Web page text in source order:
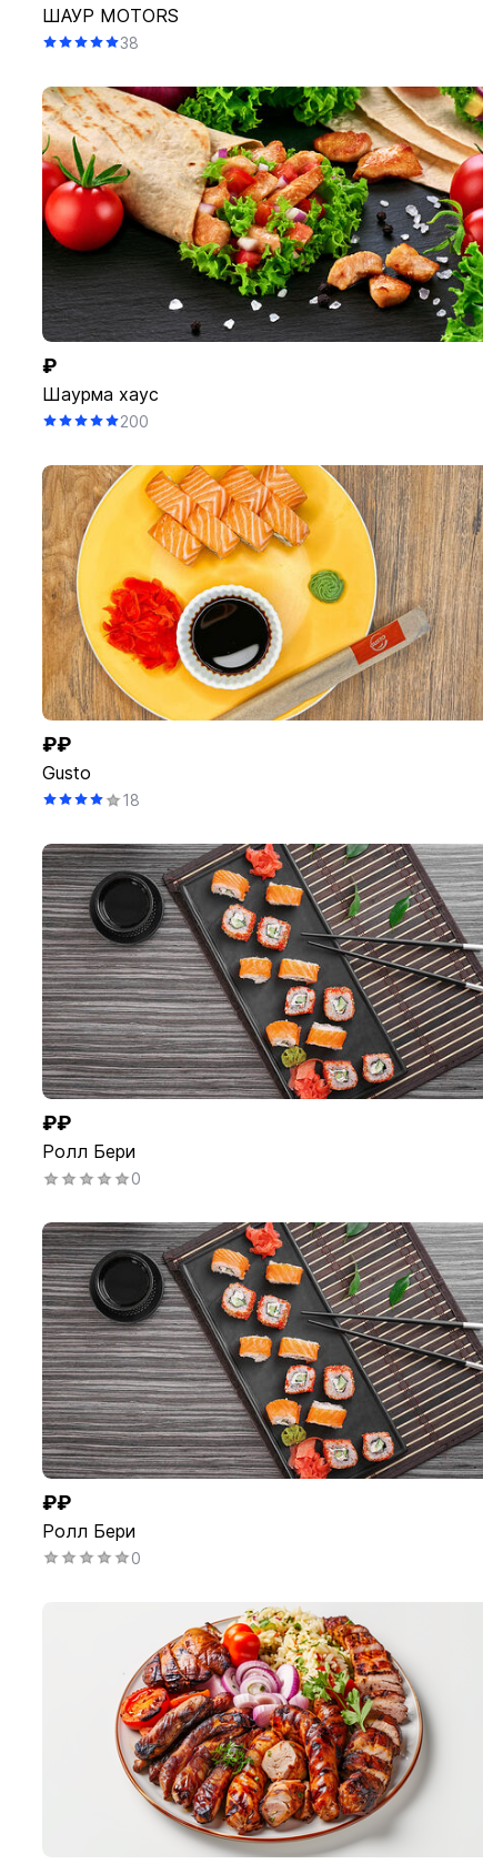
ШАУР MOTORS
38
₽
Шаурма хаус
200
₽₽
Gusto
18
₽₽
Ролл Бери
0
₽₽
Ролл Бери
0